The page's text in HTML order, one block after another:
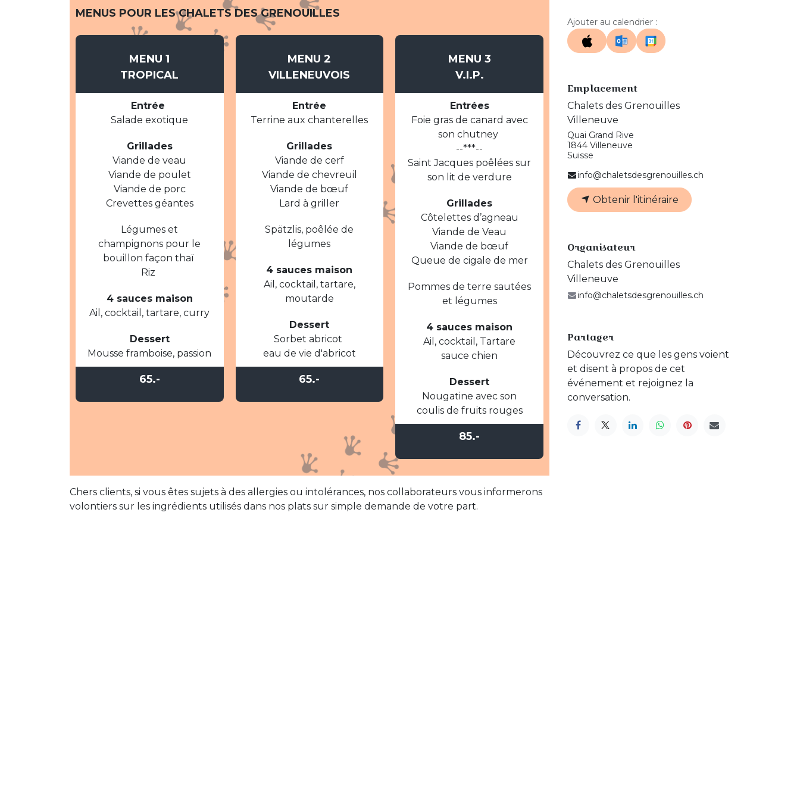
MENUS POUR LES CHALETS DES GRENOUILLES
MENU 1
TROPICAL
Entrée
Salade exotique
Grillades
Viande de veau
Viande de poulet
Viande de porc
Crevettes géantes
Légumes et
champignons pour le
bouillon façon thaï
Riz
4 sauces maison
Ail, cocktail, tartare, curry
Dessert
Mousse framboise, passion
65.-
MENU 2
VILLENEUVOIS
Entrée
Terrine aux chanterelles
Grillades
Viande de cerf
Viande de chevreuil
Viande de bœuf
Lard à griller
Spätzlis, poêlée de
légumes
4 sauces maison
Ail, cocktail, tartare,
moutarde
Dessert
Sorbet abricot
eau de vie d'abricot
65.-
MENU 3
V.I.P.
Entrées
Foie gras de canard avec
son chutney
--***--
Saint Jacques poêlées sur
son lit de verdure
Grillades
Côtelettes d’agneau
Viande de Veau
Viande de bœuf
Queue de cigale de mer
Pommes de terre sautées
et légumes
4 sauces maison
Ail, cocktail, Tartare
sauce chien
Dessert
Nougatine avec son
coulis de fruits rouges
85.-
Chers clients, si vous êtes sujets à des allergies ou intolérances, nos collaborateurs vous informerons
volontiers sur les ingrédients utilisés dans nos plats sur simple demande de votre part.
Ajouter au calendrier :
Emplacement
Chalets des Grenouilles
Villeneuve
Quai Grand Rive
1844 Villeneuve
Suisse
info@chaletsdesgrenouilles.ch
Obtenir l'itinéraire
Organisateur
Chalets des Grenouilles
Villeneuve
info@chaletsdesgrenouilles.ch
Partager
Découvrez ce que les gens voient
et disent à propos de cet
événement et rejoignez la
conversation.